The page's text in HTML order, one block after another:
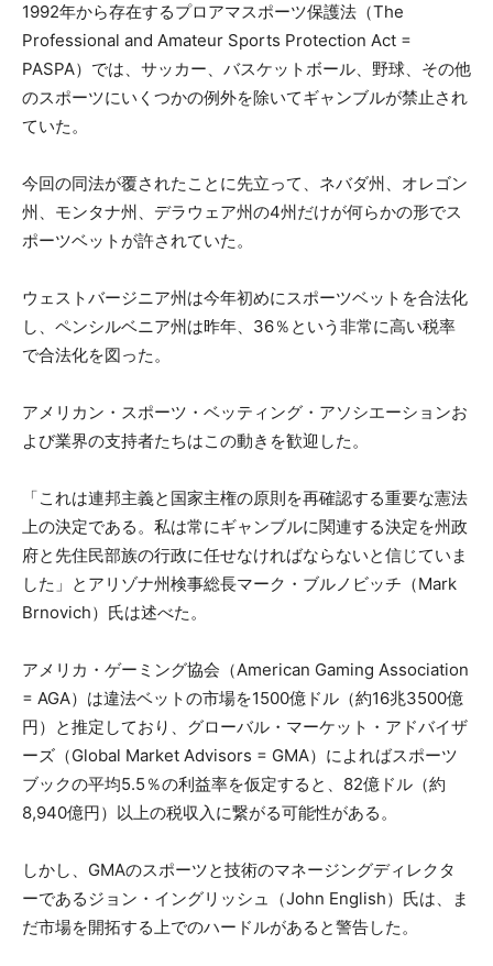
1992年から存在するプロアマスポーツ保護法（The
Professional and Amateur Sports Protection Act =
PASPA）では、サッカー、バスケットボール、野球、その他
のスポーツにいくつかの例外を除いてギャンブルが禁止され
ていた。
今回の同法が覆されたことに先立って、ネバダ州、オレゴン
州、モンタナ州、デラウェア州の4州だけが何らかの形でス
ポーツベットが許されていた。
ウェストバージニア州は今年初めにスポーツベットを合法化
し、ペンシルベニア州は昨年、36％という非常に高い税率
で合法化を図った。
アメリカン・スポーツ・ベッティング・アソシエーションお
よび業界の支持者たちはこの動きを歓迎した。
「これは連邦主義と国家主権の原則を再確認する重要な憲法
上の決定である。私は常にギャンブルに関連する決定を州政
府と先住民部族の行政に任せなければならないと信じていま
した」とアリゾナ州検事総長マーク・ブルノビッチ（Mark
Brnovich）氏は述べた。
アメリカ・ゲーミング協会（American Gaming Association
= AGA）は違法ベットの市場を1500億ドル（約16兆3500億
円）と推定しており、グローバル・マーケット・アドバイザ
ーズ（Global Market Advisors = GMA）によればスポーツ
ブックの平均5.5％の利益率を仮定すると、82億ドル（約
8,940億円）以上の税収入に繋がる可能性がある。
しかし、GMAのスポーツと技術のマネージングディレクタ
ーであるジョン・イングリッシュ（John English）氏は、ま
だ市場を開拓する上でのハードルがあると警告した。